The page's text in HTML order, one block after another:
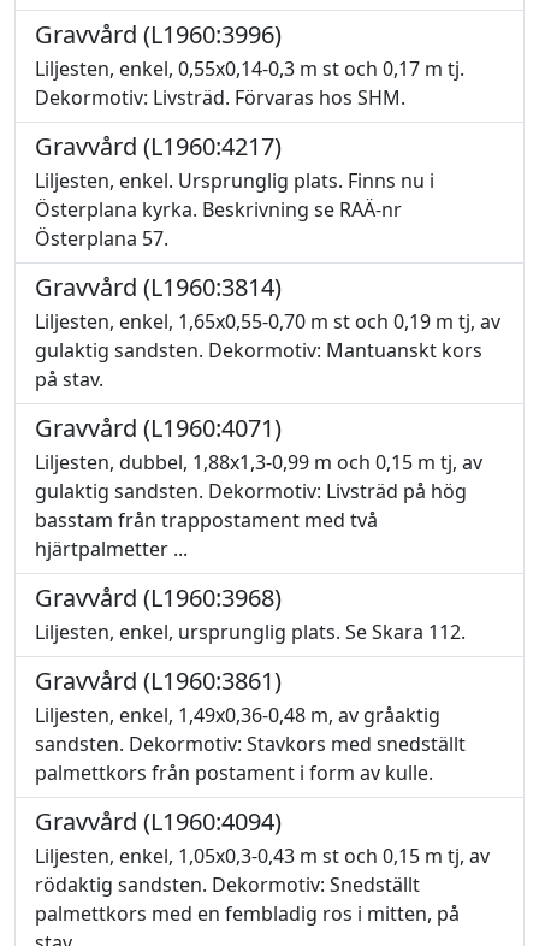
Gravvård (L1960:3996)
Liljesten, enkel, 0,55x0,14-0,3 m st och 0,17 m tj.
Dekormotiv: Livsträd. Förvaras hos SHM.
Gravvård (L1960:4217)
Liljesten, enkel. Ursprunglig plats. Finns nu i
Österplana kyrka. Beskrivning se RAÄ-nr
Österplana 57.
Gravvård (L1960:3814)
Liljesten, enkel, 1,65x0,55-0,70 m st och 0,19 m tj, av
gulaktig sandsten. Dekormotiv: Mantuanskt kors
på stav.
Gravvård (L1960:4071)
Liljesten, dubbel, 1,88x1,3-0,99 m och 0,15 m tj, av
gulaktig sandsten. Dekormotiv: Livsträd på hög
basstam från trappostament med två
hjärtpalmetter ...
Gravvård (L1960:3968)
Liljesten, enkel, ursprunglig plats. Se Skara 112.
Gravvård (L1960:3861)
Liljesten, enkel, 1,49x0,36-0,48 m, av gråaktig
sandsten. Dekormotiv: Stavkors med snedställt
palmettkors från postament i form av kulle.
Gravvård (L1960:4094)
Liljesten, enkel, 1,05x0,3-0,43 m st och 0,15 m tj, av
rödaktig sandsten. Dekormotiv: Snedställt
palmettkors med en fembladig ros i mitten, på